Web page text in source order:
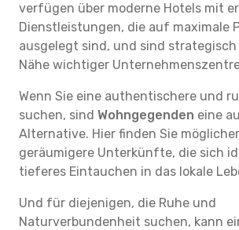
verfügen über moderne Hotels mit
Dienstleistungen, die auf maximale
ausgelegt sind, und sind
Nähe wichtiger
Wenn Sie eine authentischere und
suchen, sind Wohngegenden eine
Alternative. Hier finden Sie
geräumigere Unterkünfte, die sich
tieferes Eintauchen in das lokale
Und für diejenigen, die Ruhe und
Naturverbundenheit suchen, kann